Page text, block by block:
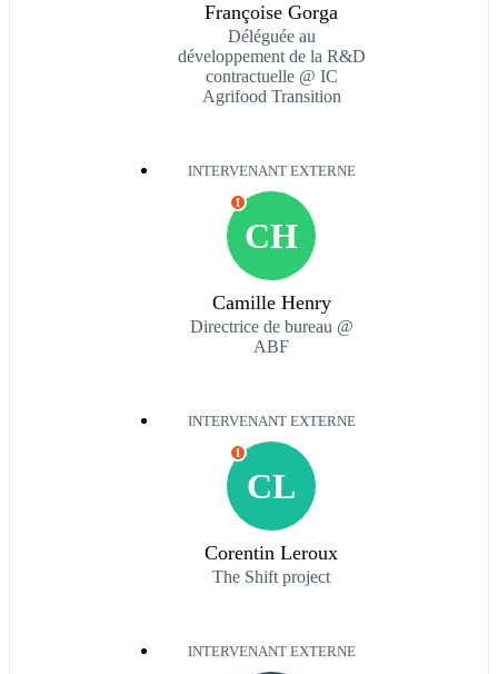
Françoise Gorga
Déléguée au
développement de la R&D
contractuelle @ IC
Agrifood Transition
INTERVENANT EXTERNE
CH
I
Camille Henry
Directrice de bureau @
ABF
INTERVENANT EXTERNE
CL
I
Corentin Leroux
The Shift project
INTERVENANT EXTERNE